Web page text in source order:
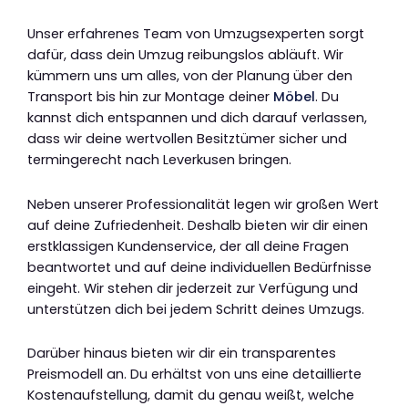
Unser erfahrenes Team von Umzugsexperten sorgt
dafür, dass dein Umzug reibungslos abläuft. Wir
kümmern uns um alles, von der Planung über den
Transport bis hin zur Montage deiner Möbel. Du
kannst dich entspannen und dich darauf verlassen,
dass wir deine wertvollen Besitztümer sicher und
termingerecht nach Leverkusen bringen.
Neben unserer Professionalität legen wir großen Wert
auf deine Zufriedenheit. Deshalb bieten wir dir einen
erstklassigen Kundenservice, der all deine Fragen
beantwortet und auf deine individuellen Bedürfnisse
eingeht. Wir stehen dir jederzeit zur Verfügung und
unterstützen dich bei jedem Schritt deines Umzugs.
Darüber hinaus bieten wir dir ein transparentes
Preismodell an. Du erhältst von uns eine detaillierte
Kostenaufstellung, damit du genau weißt, welche